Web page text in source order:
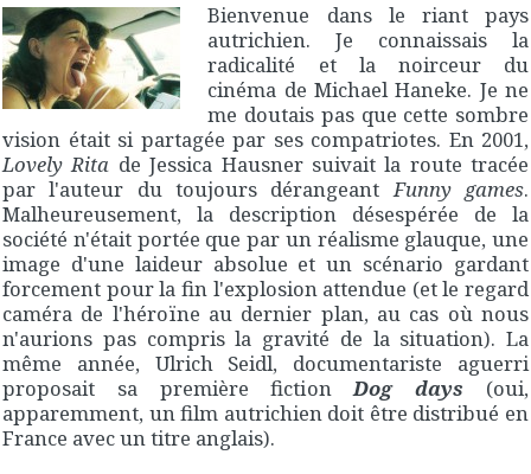
Bienvenue dans le riant pays
autrichien. Je connaissais la
radicalité et la noirceur du
cinéma de Michael Haneke. Je ne
me doutais pas que cette sombre
vision était si partagée par ses compatriotes. En 2001,
Lovely Rita de Jessica Hausner suivait la route tracée
par l'auteur du toujours dérangeantFunny games.
Malheureusement, la description désespérée de la
société n'était portée que par un réalisme glauque, une
image d'une laideur absolue et un scénario gardant
forcement pour la fin l'explosion attendue (et le regard
caméra de l'héroïne au dernier plan, au cas où nous
n'aurions pas compris la gravité de la situation). La
même année, Ulrich Seidl, documentariste aguerri
proposait sa première fictionDog days (oui,
apparemment, un film autrichien doit être distribué en
France avec un titre anglais).